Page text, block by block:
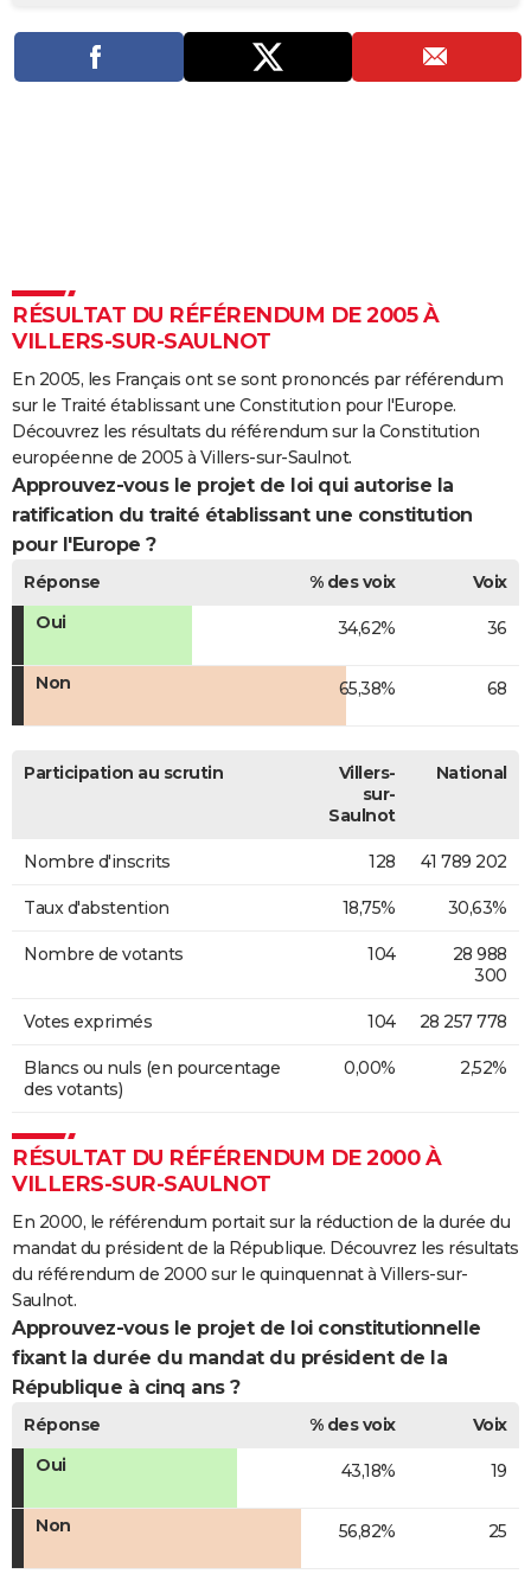
PHOTO
GUIDES D'ACHAT
COPAINS D'AVANT
FORUM
Bricolage
Lifestyle
Culture
Sport
Auto
Television
Voyage
Cinema
RÉSULTAT DU RÉFÉRENDUM DE 2005 À
VILLERS-SUR-SAULNOT
En 2005, les Français ont se sont prononcés par référendum
sur le Traité établissant une Constitution pour l'Europe.
Découvrez les résultats du référendum sur la Constitution
européenne de 2005 à Villers-sur-Saulnot.
Approuvez-vous le projet de loi qui autorise la
ratification du traité établissant une constitution
pour l'Europe ?
Réponse % des voix
Voix
Oui
34,62% 36
Non 65,38% 68
Participation au scrutin
Villers-
sur-
Saulnot
National
Nombre d'inscrits 128 41 789 202
Taux d'abstention 18,75% 30,63%
Nombre de votants 104
28 988
300
Votes exprimés 104 28 257 778
Blancs ou nuls (en pourcentage
des votants)
0,00% 2,52%
RÉSULTAT DU RÉFÉRENDUM DE 2000 À
VILLERS-SUR-SAULNOT
En 2000, le référendum portait sur la réduction de la durée du
mandat du président de la République. Découvrez les résultats
du référendum de 2000 sur le quinquennat à Villers-sur-
Saulnot.
Approuvez-vous le projet de loi constitutionnelle
fixant la durée du mandat du président de la
République à cinq ans ?
Réponse % des voix
Voix
Oui
43,18% 19
Non 56,82% 25